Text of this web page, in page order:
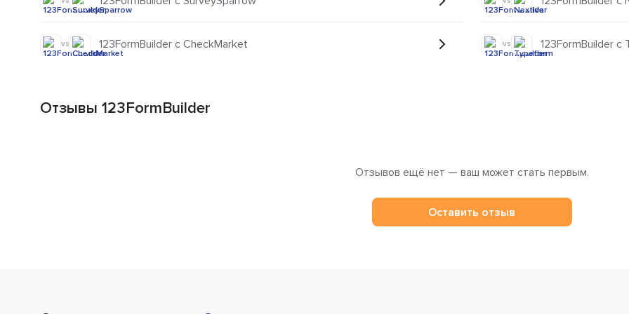
vs 123FormBuilder с CheckMarket vs 123FormBuilder с
Отзывы 123FormBuilder
Отзывов ещё нет — ваш может стать первым.
Оставить отзыв